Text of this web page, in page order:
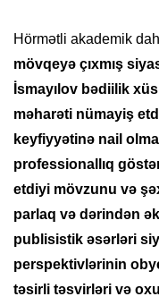
Hörmətli akademik
mövqeyə çıxmış
İsmayılov bədiilik
məharəti nümayiş
keyfiyyətinə nail
professionallıq
etdiyi mövzunu və
parlaq və dərindən
publisistik əsərləri
perspektivlərinin
təsirli təsvirləri və